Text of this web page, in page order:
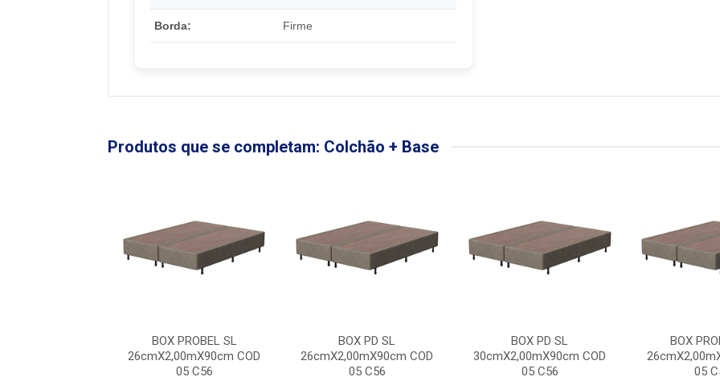
Borda: Firme
Produtos que se completam: Colchão + Base
BOX PROBEL SL
26cmX2,00mX90cm COD
05 C56
BOX PD SL
26cmX2,00mX90cm COD
05 C56
BOX PD SL
30cmX2,00mX90cm COD
05 C56
BOX
05